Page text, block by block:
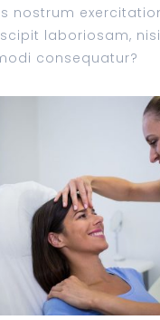
nostrum
laboriosam,
consequatur?